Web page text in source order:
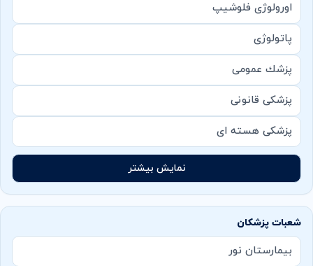
اورولوژی فلوشیپ
پاتولوژی
پزشك عمومی
پزشکی قانونی
پزشکی هسته ای
نمایش بیشتر
شعبات پزشکان
بیمارستان نور